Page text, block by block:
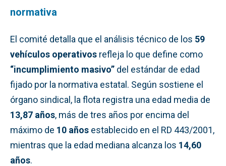
normativa
El comité detalla que el análisis técnico de los 59
vehículos operativos refleja lo que define como
“incumplimiento masivo” del estándar de edad
fijado por la normativa estatal. Según sostiene el
órgano sindical, la flota registra una edad media de
13,87 años, más de tres años por encima del
máximo de 10 años establecido en el RD 443/2001,
mientras que la edad mediana alcanza los 14,60
años.